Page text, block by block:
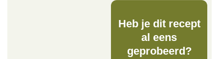
Heb je dit recept
al eens
geprobeerd?